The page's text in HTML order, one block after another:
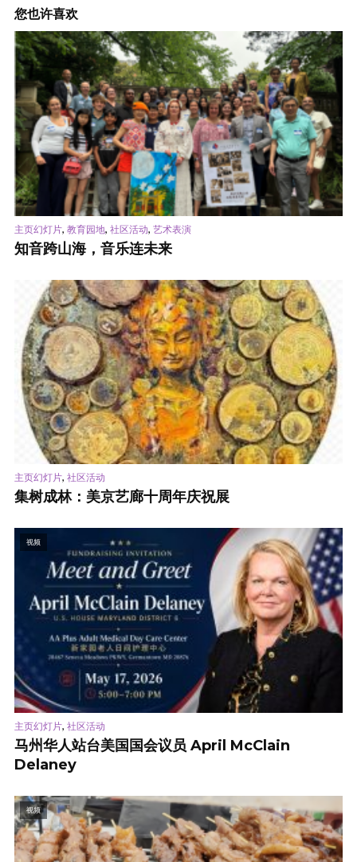
您也许喜欢
主页幻灯片, 教育园地, 社区活动, 艺术表演
知音跨山海，音乐连未来
主页幻灯片, 社区活动
集树成林：美京艺廊十周年庆祝展
视频
主页幻灯片, 社区活动
马州华人站台美国国会议员 April McClain
Delaney
视频